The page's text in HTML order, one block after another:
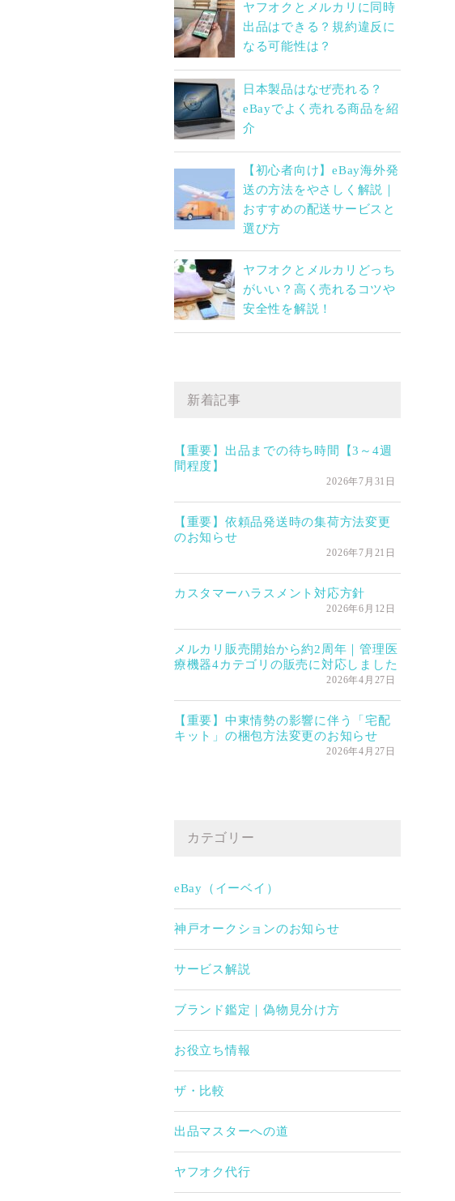
ヤフオクとメルカリに同時
出品はできる？規約違反に
なる可能性は？
日本製品はなぜ売れる？
eBayでよく売れる商品を紹
介
【初心者向け】eBay海外発
送の方法をやさしく解説｜
おすすめの配送サービスと
選び方
ヤフオクとメルカリどっち
がいい？高く売れるコツや
安全性を解説！
新着記事
【重要】出品までの待ち時間【3～4週
間程度】
2026年7月31日
【重要】依頼品発送時の集荷方法変更
のお知らせ
2026年7月21日
カスタマーハラスメント対応方針
2026年6月12日
メルカリ販売開始から約2周年｜管理医
療機器4カテゴリの販売に対応しました
2026年4月27日
【重要】中東情勢の影響に伴う「宅配
キット」の梱包方法変更のお知らせ
2026年4月27日
カテゴリー
eBay（イーベイ）
神戸オークションのお知らせ
サービス解説
ブランド鑑定｜偽物見分け方
お役立ち情報
ザ・比較
出品マスターへの道
ヤフオク代行